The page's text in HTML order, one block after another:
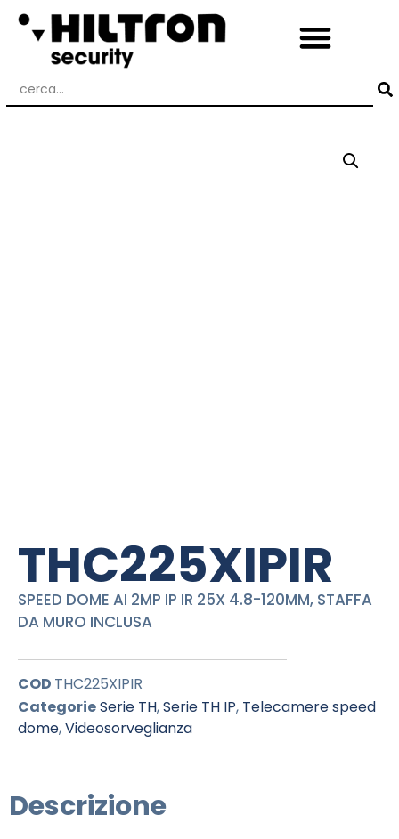
THC225XIPIR
SPEED DOME AI 2MP IP IR 25X 4.8-120MM, STAFFA
DA MURO INCLUSA
COD THC225XIPIR
CategorieSerie TH,Serie TH IP, Telecamere speed
dome,Videosorveglianza
Descrizione